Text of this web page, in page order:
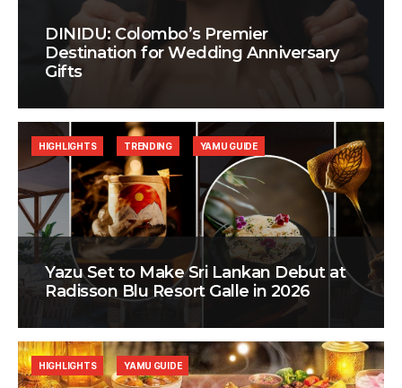
DINIDU: Colombo’s Premier
Destination for Wedding Anniversary
Gifts
Yazu Set to Make Sri Lankan Debut at
Radisson Blu Resort Galle in 2026
HIGHLIGHTS TRENDING YAMU GUIDE
HIGHLIGHTS YAMU GUIDE